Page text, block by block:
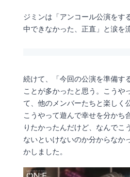
ジミンは「アンコール公演をす
中できなかった、正直」と涙を
続けて、「今回の公演を準備す
ことが多かったと思う。こうや
て、他のメンバーたちと楽しく
こうやって遊んで幸せを分かち
りたかったんだけど、なんでこ
ないといけないのか分からなか
かしました。